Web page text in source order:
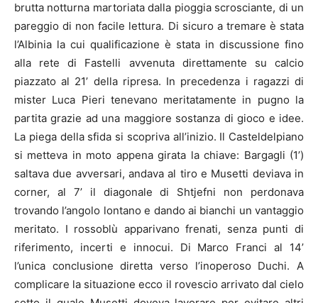
brutta notturna martoriata dalla pioggia scrosciante, di un
pareggio di non facile lettura. Di sicuro a tremare è stata
l’Albinia la cui qualificazione è stata in discussione fino
alla rete di Fastelli avvenuta direttamente su calcio
piazzato al 21’ della ripresa. In precedenza i ragazzi di
mister Luca Pieri tenevano meritatamente in pugno la
partita grazie ad una maggiore sostanza di gioco e idee.
La piega della sfida si scopriva all’inizio. Il Casteldelpiano
si metteva in moto appena girata la chiave: Bargagli (1’)
saltava due avversari, andava al tiro e Musetti deviava in
corner, al 7’ il diagonale di Shtjefni non perdonava
trovando l’angolo lontano e dando ai bianchi un vantaggio
meritato. I rossoblù apparivano frenati, senza punti di
riferimento, incerti e innocui. Di Marco Franci al 14’
l’unica conclusione diretta verso l’inoperoso Duchi. A
complicare la situazione ecco il rovescio arrivato dal cielo